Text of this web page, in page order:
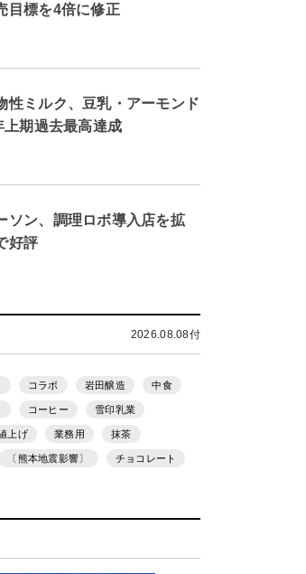
標を4倍に修正
性ミルク、豆乳・アーモンド
期過去最高達成
ソン、調理ロボ導入店を拡
好評
2026.08.08付
コラボ 岩田醸造 中食
コーヒー 雪印乳業
上げ 業務用 抹茶
〔熊本地震影響〕 チョコレート